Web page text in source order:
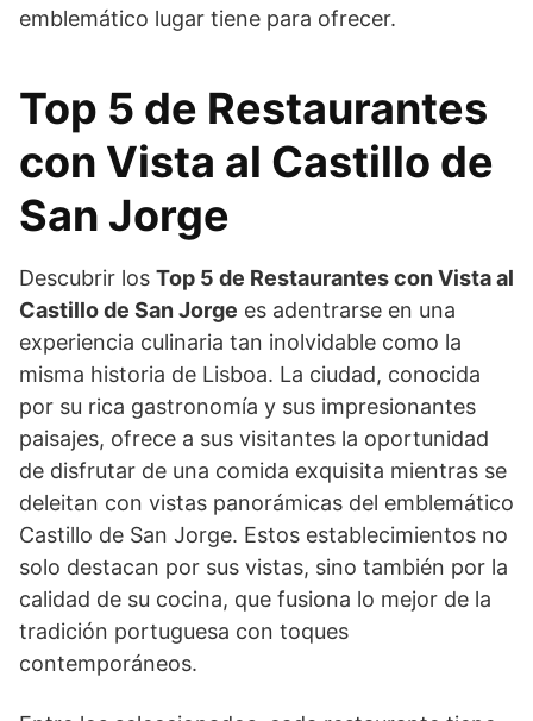
emblemático lugar tiene para ofrecer.
Top 5 de Restaurantes
con Vista al Castillo de
San Jorge
Descubrir los Top 5 de Restaurantes con Vista al
Castillo de San Jorge es adentrarse en una
experiencia culinaria tan inolvidable como la
misma historia de Lisboa. La ciudad, conocida
por su rica gastronomía y sus impresionantes
paisajes, ofrece a sus visitantes la oportunidad
de disfrutar de una comida exquisita mientras se
deleitan con vistas panorámicas del emblemático
Castillo de San Jorge. Estos establecimientos no
solo destacan por sus vistas, sino también por la
calidad de su cocina, que fusiona lo mejor de la
tradición portuguesa con toques
contemporáneos.